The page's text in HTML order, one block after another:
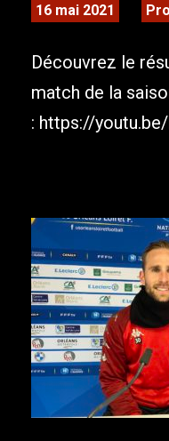
16 mai 2021
Découvrez le
match de la
: https://